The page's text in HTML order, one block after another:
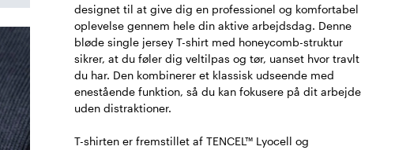
designet til at give dig en professionel og komfortabel
oplevelse gennem hele din aktive arbejdsdag. Denne
bløde single jersey T-shirt med honeycomb-struktur
sikrer, at du føler dig veltilpas og tør, uanset hvor travlt
du har. Den kombinerer et klassisk udseende med
enestående funktion, så du kan fokusere på dit arbejde
uden distraktioner.
T-shirten er fremstillet af TENCEL™ Lyocell og